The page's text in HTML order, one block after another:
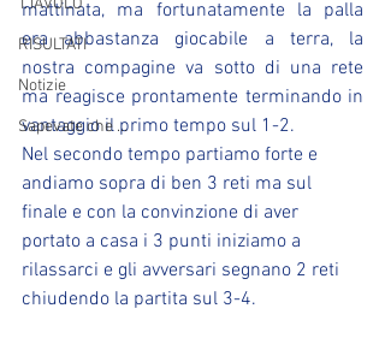
T.TAVOLO
RISULTATI
Notizie
Sapevate che ...
mattinata, ma fortunatamente la palla
era abbastanza giocabile a terra, la
nostra compagine va sotto di una rete
ma reagisce prontamente terminando in
vantaggio il primo tempo sul 1-2.
Nel secondo tempo partiamo forte e
andiamo sopra di ben 3 reti ma sul
finale e con la convinzione di aver
portato a casa i 3 punti iniziamo a
rilassarci e gli avversari segnano 2 reti
chiudendo la partita sul 3-4.